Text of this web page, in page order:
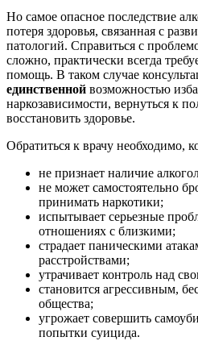
Но самое опасное последствие
потеря здоровья, связанная с
патологий. Справиться с
сложно, практически всегда
помощь. В таком случае
единственной возможностью
наркозависимости, вернуться к
восстановить здоровье.
Обратиться к врачу необходимо,
не признает наличие
не может самостоятельно
принимать наркотики;
испытывает серьезные
отношениях с близкими;
страдает паническими
расстройствами;
утрачивает контроль над
становится агрессивным,
общества;
угрожает совершить
попытки суицида.